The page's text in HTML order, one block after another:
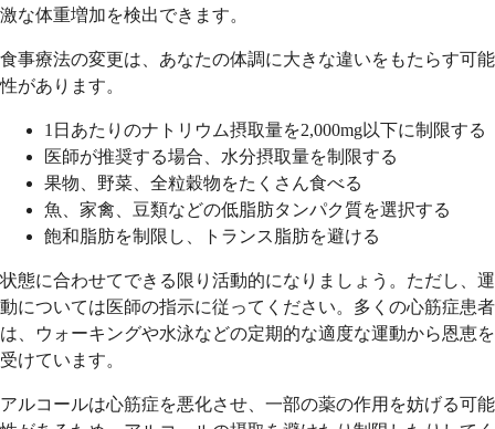
激な体重増加を検出できます。
食事療法の変更は、あなたの体調に大きな違いをもたらす可能
性があります。
1日あたりのナトリウム摂取量を2,000mg以下に制限する
医師が推奨する場合、水分摂取量を制限する
果物、野菜、全粒穀物をたくさん食べる
魚、家禽、豆類などの低脂肪タンパク質を選択する
飽和脂肪を制限し、トランス脂肪を避ける
状態に合わせてできる限り活動的になりましょう。ただし、運
動については医師の指示に従ってください。多くの心筋症患者
は、ウォーキングや水泳などの定期的な適度な運動から恩恵を
受けています。
アルコールは心筋症を悪化させ、一部の薬の作用を妨げる可能